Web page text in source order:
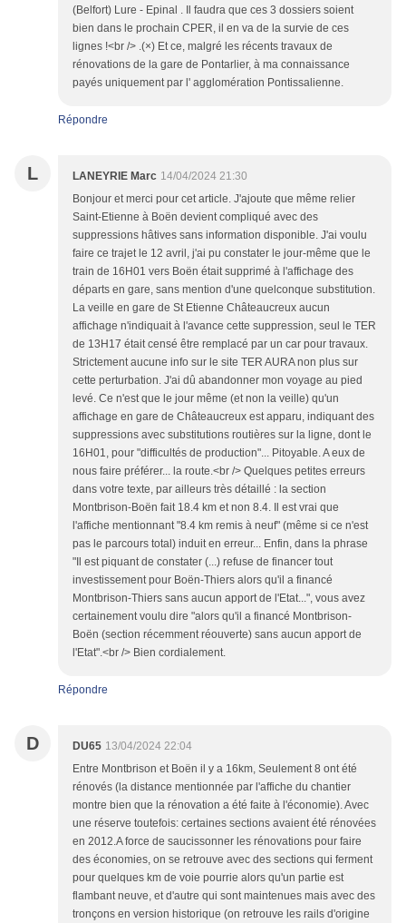
(Belfort) Lure - Epinal . Il faudra que ces 3 dossiers soient
bien dans le prochain CPER, il en va de la survie de ces
lignes !<br /> .(×) Et ce, malgré les récents travaux de
rénovations de la gare de Pontarlier, à ma connaissance
payés uniquement par l' agglomération Pontissalienne.
Répondre
L LANEYRIE Marc 14/04/2024 21:30
Bonjour et merci pour cet article. J'ajoute que même relier
Saint-Etienne à Boën devient compliqué avec des
suppressions hâtives sans information disponible. J'ai voulu
faire ce trajet le 12 avril, j'ai pu constater le jour-même que le
train de 16H01 vers Boën était supprimé à l'affichage des
départs en gare, sans mention d'une quelconque substitution.
La veille en gare de St Etienne Châteaucreux aucun
affichage n'indiquait à l'avance cette suppression, seul le TER
de 13H17 était censé être remplacé par un car pour travaux.
Strictement aucune info sur le site TER AURA non plus sur
cette perturbation. J'ai dû abandonner mon voyage au pied
levé. Ce n'est que le jour même (et non la veille) qu'un
affichage en gare de Châteaucreux est apparu, indiquant des
suppressions avec substitutions routières sur la ligne, dont le
16H01, pour "difficultés de production"... Pitoyable. A eux de
nous faire préférer... la route.<br /> Quelques petites erreurs
dans votre texte, par ailleurs très détaillé : la section
Montbrison-Boën fait 18.4 km et non 8.4. Il est vrai que
l'affiche mentionnant "8.4 km remis à neuf" (même si ce n'est
pas le parcours total) induit en erreur... Enfin, dans la phrase
"Il est piquant de constater (...) refuse de financer tout
investissement pour Boën-Thiers alors qu'il a financé
Montbrison-Thiers sans aucun apport de l'Etat...", vous avez
certainement voulu dire "alors qu'il a financé Montbrison-
Boën (section récemment réouverte) sans aucun apport de
l'Etat".<br /> Bien cordialement.
Répondre
D DU65 13/04/2024 22:04
Entre Montbrison et Boën il y a 16km, Seulement 8 ont été
rénovés (la distance mentionnée par l'affiche du chantier
montre bien que la rénovation a été faite à l'économie). Avec
une réserve toutefois: certaines sections avaient été rénovées
en 2012.A force de saucissonner les rénovations pour faire
des économies, on se retrouve avec des sections qui ferment
pour quelques km de voie pourrie alors qu'un partie est
flambant neuve, et d'autre qui sont maintenues mais avec des
tronçons en version historique (on retrouve les rails d'origine